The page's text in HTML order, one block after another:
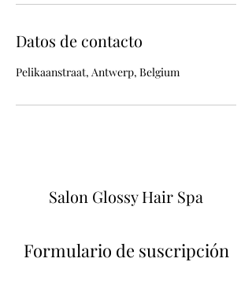
Datos de contacto
Pelikaanstraat, Antwerp, Belgium
Salon Glossy Hair Spa
Formulario de suscripción